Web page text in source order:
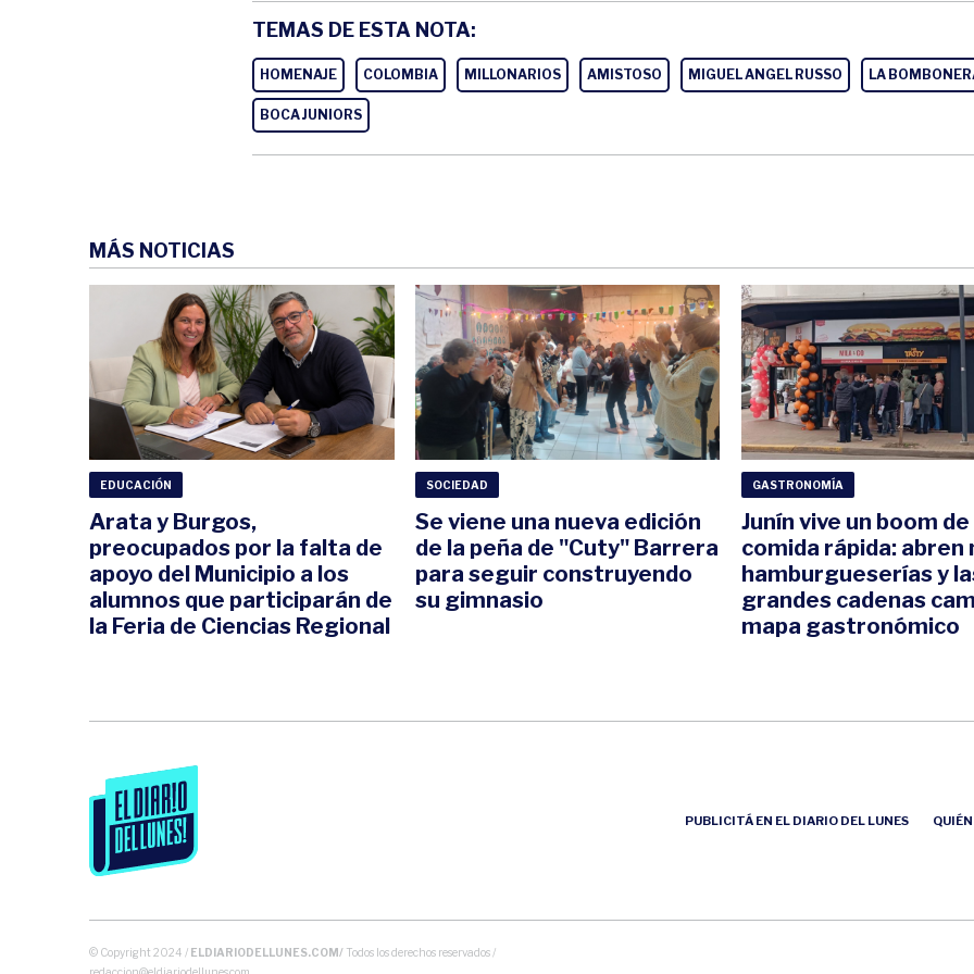
TEMAS DE ESTA NOTA:
HOMENAJE COLOMBIA MILLONARIOS AMISTOSO MIGUEL ANGEL RUSSO LA
BOCA JUNIORS
MÁS NOTICIAS
EDUCACIÓN
Arata y Burgos,
preocupados por la falta de
apoyo del Municipio a los
alumnos que participarán de
la Feria de Ciencias Regional
SOCIEDAD
Se viene una nueva edición
de la peña de "Cuty" Barrera
para seguir construyendo
su gimnasio
GASTRONOMÍA
Junín vive un boom de
comida rápida: abren
hamburgueserías y
grandes cadenas
mapa gastronómico
PUBLICITÁ EN EL DIARIO DEL LUNES
© Copyright 2024 / ELDIARIODELLUNES.COM/ Todos los derechos reservados /